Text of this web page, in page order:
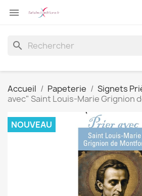

search
Accueil Papeterie Signets
avec" Saint Louis-Marie Grignion
NOUVEAU